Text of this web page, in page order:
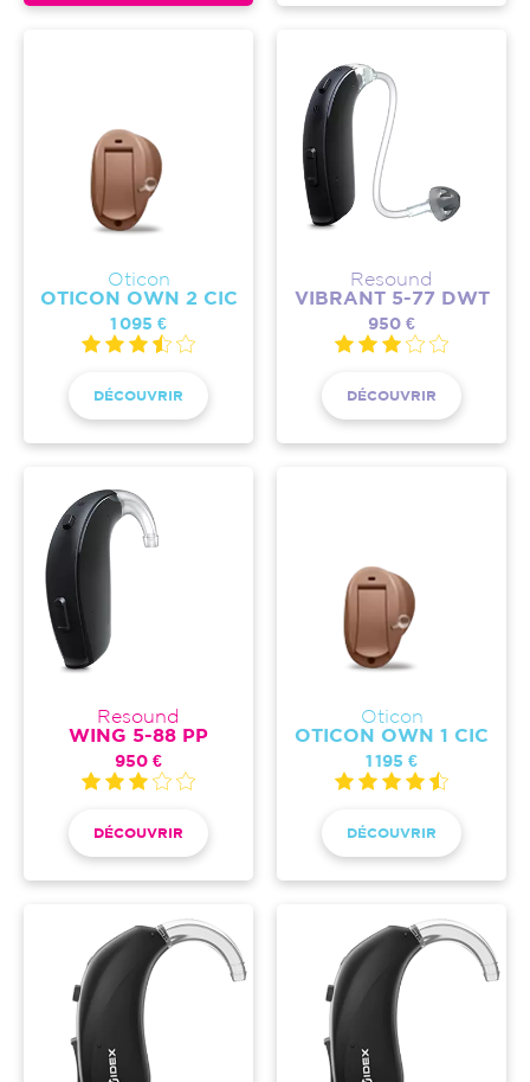
Oticon
OTICON OWN 2 CIC
1 095 €
DÉCOUVRIR
Resound
VIBRANT 5-77 DWT
950 €
DÉCOUVRIR
Resound
WING 5-88 PP
950 €
DÉCOUVRIR
Oticon
OTICON OWN 1 CIC
1 195 €
DÉCOUVRIR